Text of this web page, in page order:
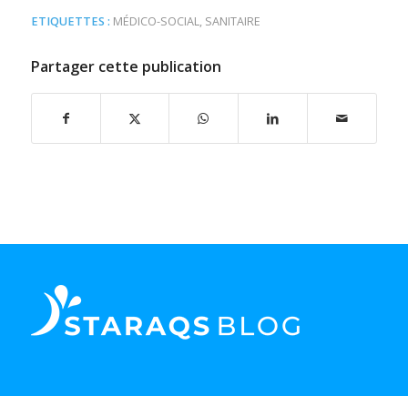
ETIQUETTES : MÉDICO-SOCIAL, SANITAIRE
Partager cette publication